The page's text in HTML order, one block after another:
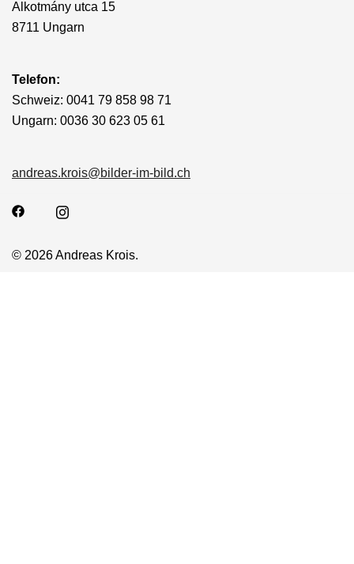
Alkotmány utca 15
8711 Ungarn
Telefon:
Schweiz: 0041 79 858 98 71
Ungarn: 0036 30 623 05 61
andreas.krois@bilder-im-bild.ch
© 2026 Andreas Krois.